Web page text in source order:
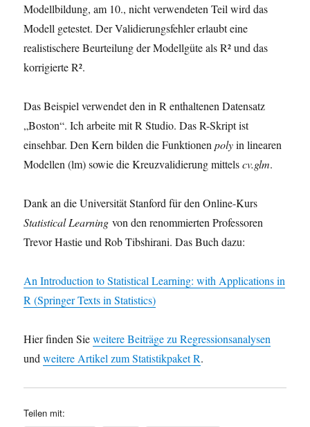
Modellbildung, am 10., nicht verwendeten Teil wird das
Modell getestet. Der Validierungsfehler erlaubt eine
realistischere Beurteilung der Modellgüte als R² und das
korrigierte R².
Das Beispiel verwendet den in R enthaltenen Datensatz
„Boston“. Ich arbeite mit R Studio. Das R-Skript ist
einsehbar. Den Kern bilden die Funktionenpolyin linearen
Modellen (lm) sowie die Kreuzvalidierung mittelscv.glm.
Dank an die Universität Stanford für den Online-Kurs
Statistical Learningvon den renommierten Professoren
Trevor Hastie und Rob Tibshirani. Das Buch dazu:
An Introduction to Statistical Learning: with Applications in
R (Springer Texts in Statistics)
Hier finden Sieweitere Beiträge zu Regressionsanalysen
undweitere Artikel zum Statistikpaket R.
Teilen mit: